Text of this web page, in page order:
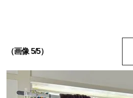
（画像 5/5）